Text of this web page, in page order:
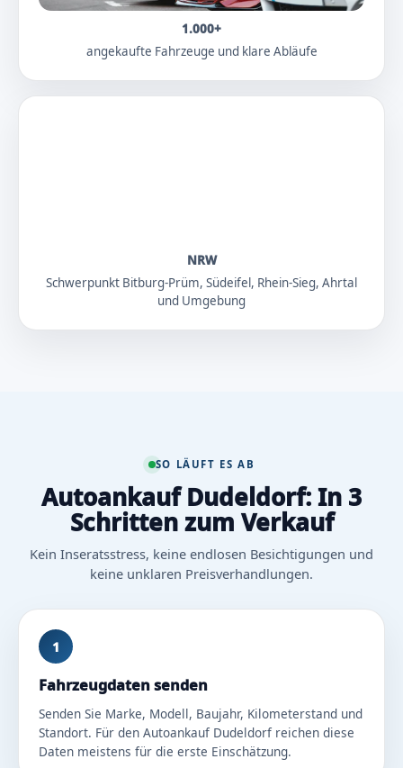
1.000+
angekaufte Fahrzeuge und klare Abläufe
NRW
Schwerpunkt Bitburg-Prüm, Südeifel, Rhein-Sieg, Ahrtal
und Umgebung
SO LÄUFT ES AB
Autoankauf Dudeldorf: In 3
Schritten zum Verkauf
Kein Inseratsstress, keine endlosen Besichtigungen und
keine unklaren Preisverhandlungen.
1
Fahrzeugdaten senden
Senden Sie Marke, Modell, Baujahr, Kilometerstand und
Standort. Für den Autoankauf Dudeldorf reichen diese
Daten meistens für die erste Einschätzung.